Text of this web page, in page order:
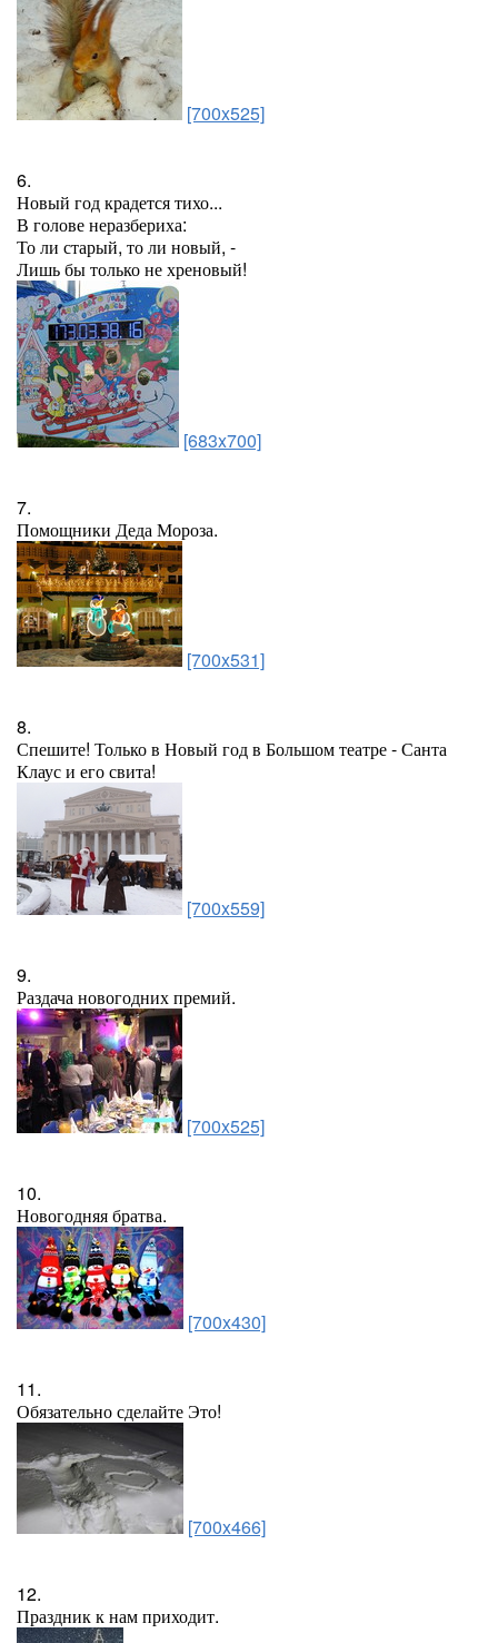
[700x525]
6.
Новый год крадется тихо...
В голове неразбериха:
То ли старый, то ли новый, -
Лишь бы только не хреновый!
[683x700]
7.
Помощники Деда Мороза.
[700x531]
8.
Спешите! Только в Новый год в Большом театре - Санта
Клаус и его свита!
[700x559]
9.
Раздача новогодних премий.
[700x525]
10.
Новогодняя братва.
[700x430]
11.
Обязательно сделайте Это!
[700x466]
12.
Праздник к нам приходит.